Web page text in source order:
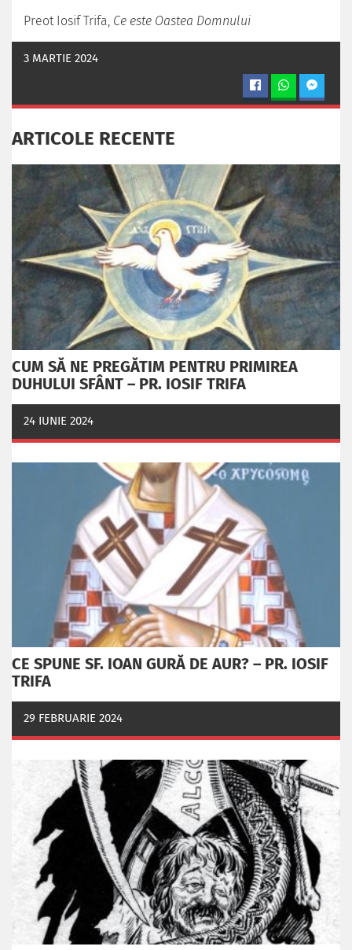
Preot Iosif Trifa, Ce este Oastea Domnului
3 MARTIE 2024
ARTICOLE RECENTE
CUM SĂ NE PREGĂTIM PENTRU PRIMIREA
DUHULUI SFÂNT – PR. IOSIF TRIFA
24 IUNIE 2024
CE SPUNE SF. IOAN GURĂ DE AUR? – PR. IOSIF
TRIFA
29 FEBRUARIE 2024